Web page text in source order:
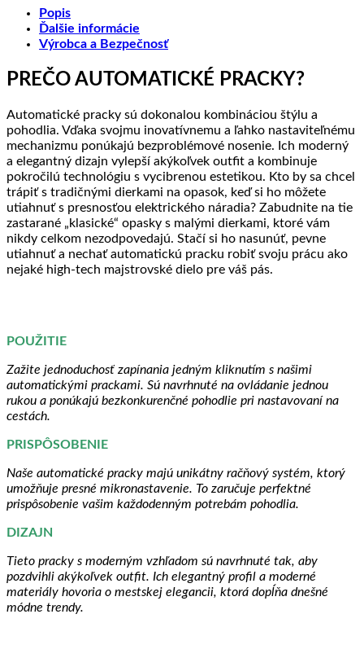
Popis
Ďalšie informácie
Výrobca a Bezpečnosť
PREČO AUTOMATICKÉ PRACKY?
Automatické pracky sú dokonalou kombináciou štýlu a
pohodlia. Vďaka svojmu inovatívnemu a ľahko nastaviteľnému
mechanizmu ponúkajú bezproblémové nosenie. Ich moderný
a elegantný dizajn vylepší akýkoľvek outfit a kombinuje
pokročilú technológiu s vycibrenou estetikou. Kto by sa chcel
trápiť s tradičnými dierkami na opasok, keď si ho môžete
utiahnuť s presnosťou elektrického náradia? Zabudnite na tie
zastarané „klasické“ opasky s malými dierkami, ktoré vám
nikdy celkom nezodpovedajú. Stačí si ho nasunúť, pevne
utiahnuť a nechať automatickú pracku robiť svoju prácu ako
nejaké high-tech majstrovské dielo pre váš pás.
POUŽITIE
Zažite jednoduchosť zapínania jedným kliknutím s našimi
automatickými prackami. Sú navrhnuté na ovládanie jednou
rukou a ponúkajú bezkonkurenčné pohodlie pri nastavovaní na
cestách.
PRISPÔSOBENIE
Naše automatické pracky majú unikátny račňový systém, ktorý
umožňuje presné mikronastavenie. To zaručuje perfektné
prispôsobenie vašim každodenným potrebám pohodlia.
DIZAJN
Tieto pracky s moderným vzhľadom sú navrhnuté tak, aby
pozdvihli akýkoľvek outfit. Ich elegantný profil a moderné
materiály hovoria o mestskej elegancii, ktorá dopĺňa dnešné
módne trendy.